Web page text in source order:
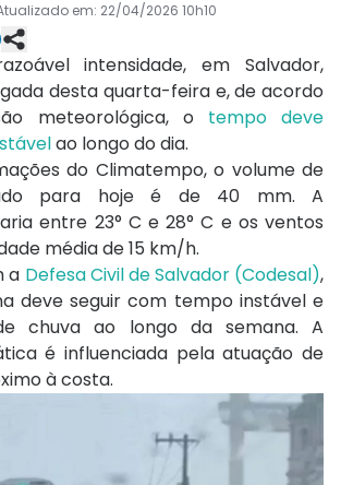
em: 22/04/2026 10h10
intensidade, em Salvador,
desta quarta-feira e, de acordo
meteorológica, o tempo deve
ao longo do dia.
do Climatempo, o volume de
para hoje é de 40 mm. A
entre 23° C e 28° C e os ventos
média de 15 km/h.
a Defesa Civil de Salvador (Codesal),
deve seguir com tempo instável e
chuva ao longo da semana. A
é influenciada pela atuação de
à costa.